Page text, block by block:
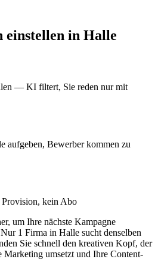
einstellen in Halle
— KI filtert, Sie reden nur mit
aufgeben, Bewerber kommen zu
kein Abo
um Ihre nächste Kampagne
1 Firma in Halle sucht denselben
Sie schnell den kreativen Kopf, der
Marketing umsetzt und Ihre Content-